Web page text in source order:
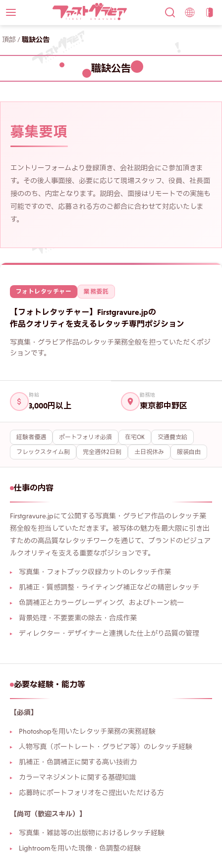
頂部 /職缺公告
職缺公告
募集要項
エントリーフォームより登録頂き、会社説明会にご参加頂きま
す。その後人事面接、必要に応じて現場スタッフ、役員、社長面
接ののち、内定となります。説明会、面接はリモートでの実施も
可能ですので、応募される方のご都合に合わせて対応いたしま
す。
フォトレタッチャー 業務委託
【フォトレタッチャー】Firstgravure.jpの
作品クオリティを支えるレタッチ専門ポジション
写真集・グラビア作品のレタッチ業務全般を担っていただくポジ
ションです。
時給
3,000円以上
勤務地
東京都中野区
経験者優遇 ポートフォリオ必須 在宅OK 交通費支給
フレックスタイム制 完全週休2日制 土日祝休み 服装自由
仕事の内容
Firstgravure.jpにて公開する写真集・グラビア作品のレタッチ業
務全般を担当していただきます。被写体の魅力を最大限に引き出
すための高品質なレタッチワークを通じて、ブランドのビジュア
ルクオリティを支える重要なポジションです。
写真集・フォトブック収録カットのレタッチ作業
肌補正・質感調整・ライティング補正などの精密レタッチ
色調補正とカラーグレーディング、およびトーン統一
背景処理・不要要素の除去・合成作業
ディレクター・デザイナーと連携した仕上がり品質の管理
必要な経験・能力等
【必須】
Photoshopを用いたレタッチ業務の実務経験
人物写真（ポートレート・グラビア等）のレタッチ経験
肌補正・色調補正に関する高い技術力
カラーマネジメントに関する基礎知識
応募時にポートフォリオをご提出いただける方
【尚可（歓迎スキル）】
写真集・雑誌等の出版物におけるレタッチ経験
Lightroomを用いた現像・色調整の経験